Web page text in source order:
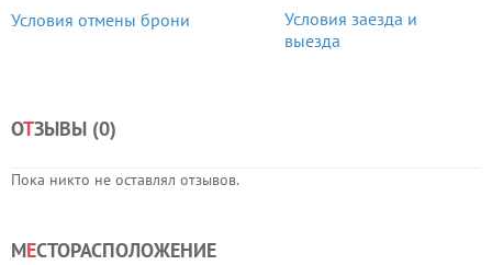
Условия отмены брони
Условия заезда и
выезда
ОТЗЫВЫ (0)
Пока никто не оставлял отзывов.
МЕСТОРАСПОЛОЖЕНИЕ